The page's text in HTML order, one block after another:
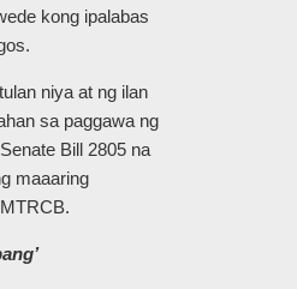
kong ipalabas
niya at ng ilan
sa paggawa ng
Bill 2805 na
maaaring